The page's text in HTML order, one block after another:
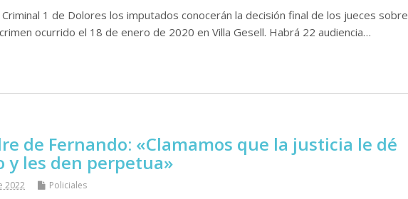
1 de Dolores los imputados conocerán la decisión final de los jueces sobre
ocurrido el 18 de enero de 2020 en Villa Gesell. Habrá 22 audiencia…
de Fernando: «Clamamos que la justicia le dé
y les den perpetua»
2022 Policiales